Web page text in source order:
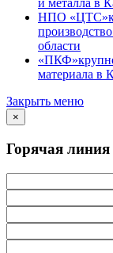
и металла в
НПО «ЦТС»
области
«ПКФ»
материала в
Закрыть меню
×
Горячая линия